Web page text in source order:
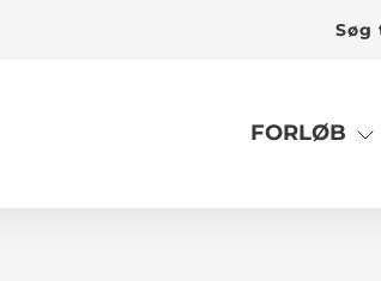
Søg
FORLØB